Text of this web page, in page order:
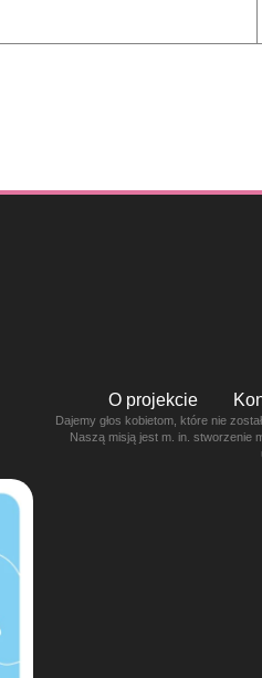
O projekcie
Dajemy głos kobietom, które nie
Naszą misją jest m. in. stworzenie